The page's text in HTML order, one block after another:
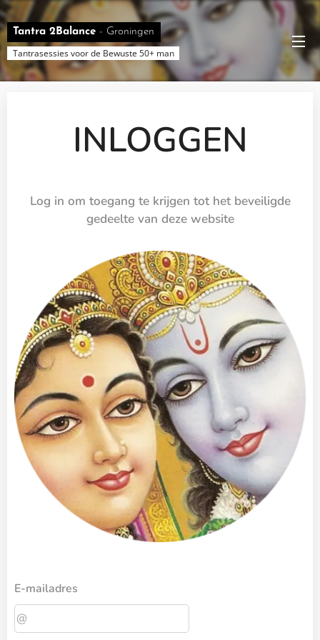
Tantra 2Balance - Groningen
Tantrasessies voor de Bewuste 50+ man
INLOGGEN
Log in om toegang te krijgen tot het beveiligde
gedeelte van deze website
E-mailadres